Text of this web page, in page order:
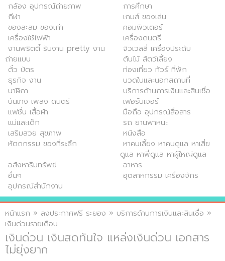
กล้อง อุปกรณ์ถ่ายภาพ
การศึกษา
กีฬา
เกมส์ ของเล่น
ของสะสม ของเก่า
คอมพิวเตอร์
เครื่องใช้ไฟฟ้า
เครื่องดนตรี
งานพริตตี้ รับงาน pretty งาน
ถ่ายแบบ
จิวเวลลี่ เครื่องประดับ
ต้นไม้ สัตว์เลี้ยง
ตั๋ว บัตร
ท่องเที่ยว ทัวร์ ที่พัก
ธุรกิจ งาน
นวดในและนอกสถานที่
นาฬิกา
บริการด้านการเงินและสินเชื่อ
บันเทิง เพลง ดนตรี
เฟอร์นิเจอร์
แฟชั่น เสื้อผ้า
มือถือ อุปกรณ์สื่อสาร
แม่และเด็ก
รถ ยานพาหนะ
เสริมสวย สุขภาพ
หนังสือ
หัตถกรรม ของที่ระลึก
หาคนเลี้ยง หาคนดูแล หาเสี่ย
ดูแล หาพี่ดูแล หาผู้ใหญ่ดูแล
อสังหาริมทรัพย์
อาหาร
อื่นๆ
อุตสาหกรรม เครื่องจักร
อุปกรณ์สำนักงาน
หน้าแรก » ลงประกาศฟรี ระยอง » บริการด้านการเงินและสินเชื่อ »
เงินด่วนรายเดือน
เงินด่วน เงินสดทันใจ แหล่งเงินด่วน เอกสาร
ไม่ยุ่งยาก